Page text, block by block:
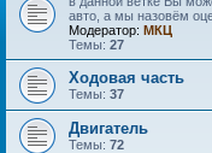
авто, а мы назовём
Модератор: МКЦ
Темы: 27
Ходовая часть
Темы: 37
Двигатель
Темы: 72